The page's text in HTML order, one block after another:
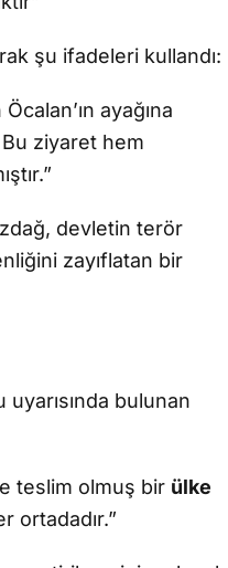
şu ifadeleri kullandı:
ayağına
ziyaret hem
devletin terör
zayıflatan bir
bulunan
teslim olmuş bir ülke
ortadadır.”